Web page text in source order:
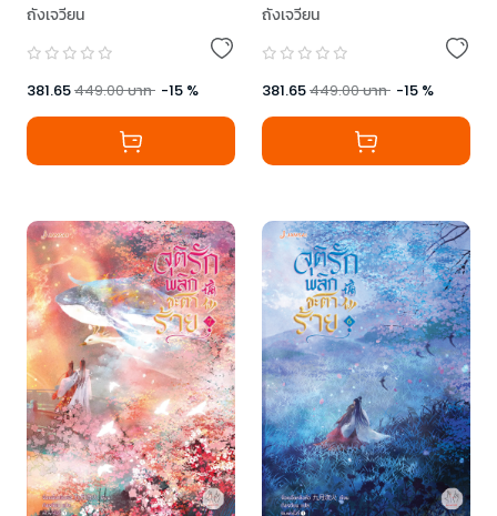
ถังเจวียน
381.65449.00บาท -15 %
ถังเจวียน
381.65449.00บาท -15 %